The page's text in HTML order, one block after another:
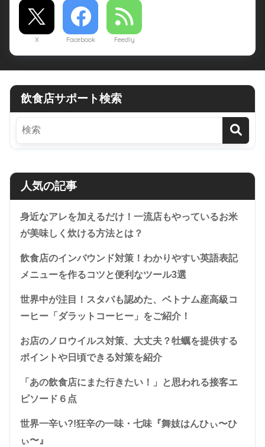
X Facebook Feedly
飲食店サポート検索
人気の記事
身近なアレを加えるだけ！一流店もやっているお米
が美味しく炊ける方法とは？
飲食店のインバウンド対策！わかりやすい英語表記
メニューを作るコツと便利なツール3選
世界中が注目！スタバも認めた、ベトナム産高級コ
ーヒー「ダラットコーヒー」をご紹介！
お店のノロウイルス対策、大丈夫？牡蠣を提供する
ポイントや日頃できる対策を紹介
「あの飲食店にまた行きたい！」と思われる接客エ
ピソード６点
世界一辛い?!狂辛の一味・七味『舞妓はんひぃ〜ひ
ぃ〜』